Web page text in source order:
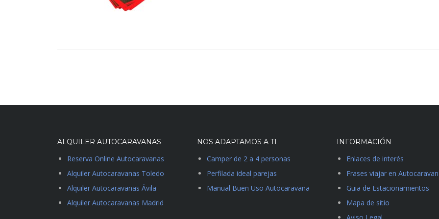
ALQUILER AUTOCARAVANAS
Reserva Online Autocaravanas
Alquiler Autocaravanas Toledo
Alquiler Autocaravanas Ávila
Alquiler Autocaravanas Madrid
NOS ADAPTAMOS A TI
Camper de 2 a 4 personas
Perfilada ideal parejas
Manual Buen Uso Autocaravana
INFORMACIÓN
Enlaces de interés
Frases viajar en
Guia de Estacionamientos
Mapa de sitio